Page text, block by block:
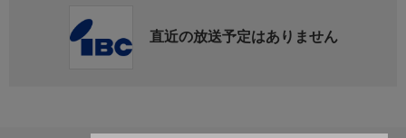
直近の放送予定はありません